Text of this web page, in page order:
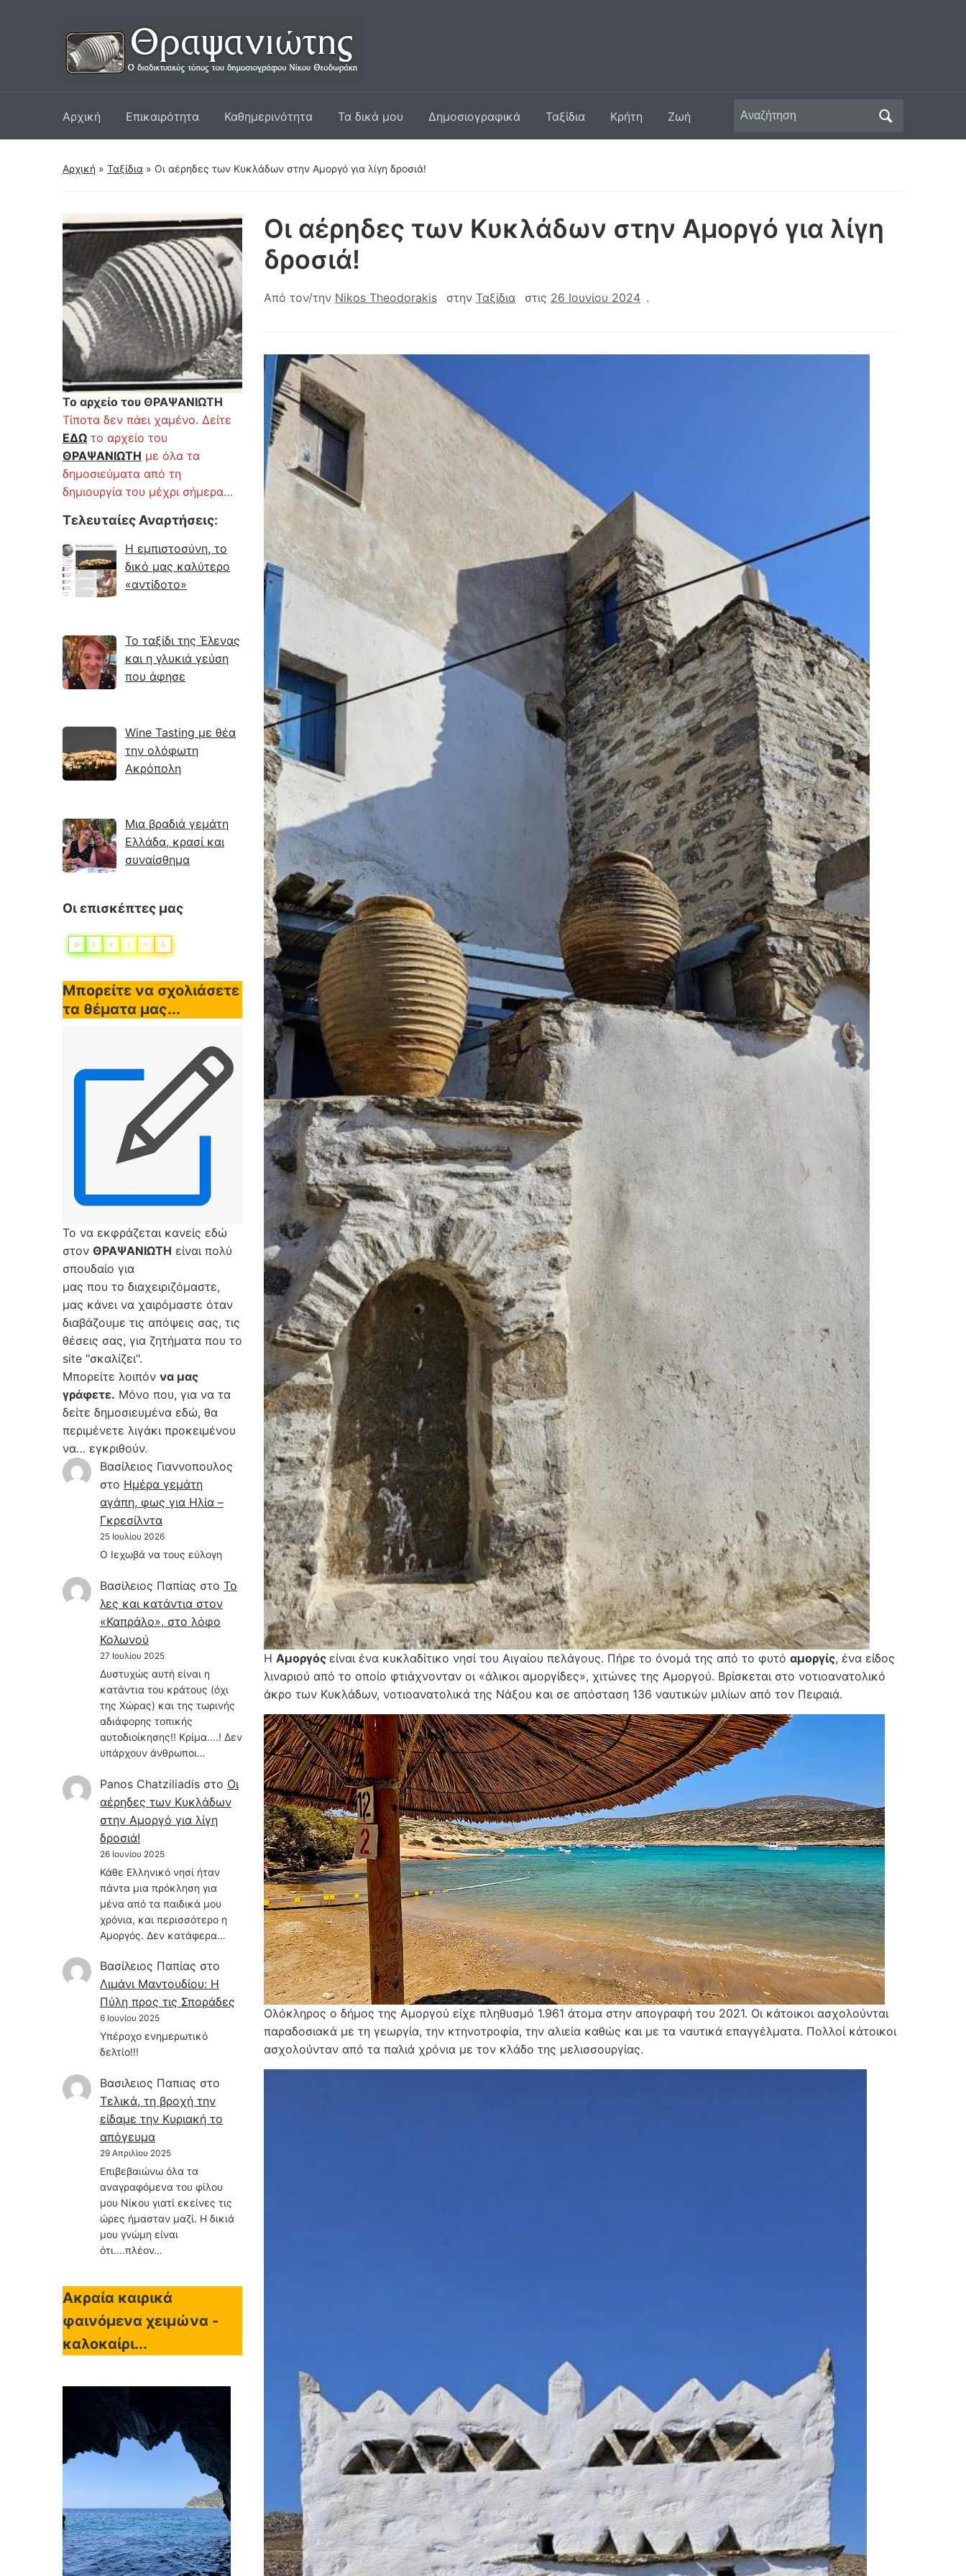
Αρχική Επικαιρότητα Καθημερινότητα Τα δικά μου Δημοσιογραφικά Ταξίδια Κρήτη Ζωή
Αναζήτηση
Αρχική » Ταξίδια » Οι αέρηδες των Κυκλάδων στην Αμοργό για λίγη δροσιά!
Το αρχείο του ΘΡΑΨΑΝΙΩΤΗ
Τίποτα δεν πάει χαμένο. Δείτε
ΕΔΩ το αρχείο του
ΘΡΑΨΑΝΙΩΤΗ με όλα τα
δημοσιεύματα από τη
δημιουργία του μέχρι σήμερα…
Τελευταίες Αναρτήσεις:
Η εμπιστοσύνη, το
δικό μας καλύτερο
«αντίδοτο»
Το ταξίδι της Έλενας
και η γλυκιά γεύση
που άφησε
Wine Tasting με θέα
την ολόφωτη
Ακρόπολη
Μια βραδιά γεμάτη
Ελλάδα, κρασί και
συναίσθημα
Οι επισκέπτες μας
0 6 1 1 9 5
Μπορείτε να σχολιάσετε
τα θέματα μας...
Το να εκφράζεται κανείς εδώ
στον ΘΡΑΨΑΝΙΩΤΗ είναι πολύ
σπουδαίο για
μας που το διαχειριζόμαστε,
μας κάνει να χαιρόμαστε όταν
διαβάζουμε τις απόψεις σας, τις
θέσεις σας, για ζητήματα που το
site "σκαλίζει".
Μπορείτε λοιπόν να μας
γράφετε. Μόνο που, για να τα
δείτε δημοσιευμένα εδώ, θα
περιμένετε λιγάκι προκειμένου
να… εγκριθούν.
Βασίλειος Γιαννοπουλος
στο Hμέρα γεμάτη
αγάπη, φως για Ηλία –
Γκρεσίλντα
25 Ιουλίου 2026
Ο Ιεχωβά να τους εύλογη
Βασίλειος Παπίας στο Το
λες και κατάντια στον
«Καπράλο», στο λόφο
Κολωνού
27 Ιουλίου 2025
Δυστυχώς αυτή είναι η
κατάντια του κράτους (όχι
της Χώρας) και της τωρινής
αδιάφορης τοπικής
αυτοδιοίκησης!! Κρίμα....! Δεν
υπάρχουν άνθρωποι…
Panos Chatziliadis στο Οι
αέρηδες των Κυκλάδων
στην Αμοργό για λίγη
δροσιά!
26 Ιουνίου 2025
Κάθε Ελληνικό νησί ήταν
πάντα μια πρόκληση για
μένα από τα παιδικά μου
χρόνια, και περισσότερο η
Αμοργός. Δεν κατάφερα…
Βασίλειος Παπίας στο
Λιμάνι Μαντουδίου: Η
Πύλη προς τις Σποράδες
6 Ιουνίου 2025
Υπέροχο ενημερωτικό
δελτίο!!!
Βασιλειος Παπιας στο
Τελικά, τη βροχή την
είδαμε την Κυριακή το
απόγευμα
29 Απριλίου 2025
Επιβεβαιώνω όλα τα
αναγραφόμενα του φίλου
μου Νίκου γιατί εκείνες τις
ώρες ήμασταν μαζί. Η δικιά
μου γνώμη είναι
ότι....πλέον…
Ακραία καιρικά
φαινόμενα χειμώνα -
καλοκαίρι...
Οι αέρηδες των Κυκλάδων στην Αμοργό για λίγη
δροσιά!
Από τον/την Nikos Theodorakis στην Ταξίδια στις 26 Ιουνίου 2024 .
Η Αμοργός είναι ένα κυκλαδίτικο νησί του Αιγαίου πελάγους. Πήρε το όνομά της από το φυτό αμοργίς, ένα είδος
λιναριού από το οποίο φτιάχνονταν οι «άλικοι αμοργίδες», χιτώνες της Αμοργού. Βρίσκεται στο νοτιοανατολικό
άκρο των Κυκλάδων, νοτιοανατολικά της Νάξου και σε απόσταση 136 ναυτικών μιλίων από τον Πειραιά.
Ολόκληρος ο δήμος της Αμοργού είχε πληθυσμό 1.961 άτομα στην απογραφή του 2021. Οι κάτοικοι ασχολούνται
παραδοσιακά με τη γεωργία, την κτηνοτροφία, την αλιεία καθώς και με τα ναυτικά επαγγέλματα. Πολλοί κάτοικοι
ασχολούνταν από τα παλιά χρόνια με τον κλάδο της μελισσουργίας.